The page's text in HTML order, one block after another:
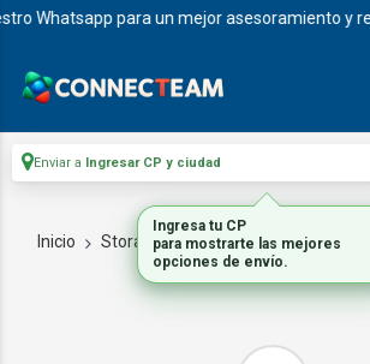
para un mejor asesoramiento y
Enviar a Ingresar CP y ciudad
Inicio Storage BACKUPS EN CINTAS